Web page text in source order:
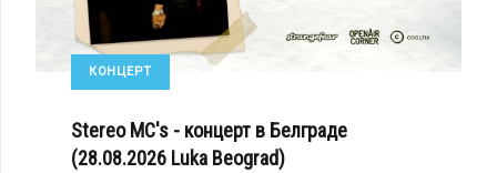
КОНЦЕРТ
Stereo MC's - концерт в Белграде
(28.08.2026 Luka Beograd)